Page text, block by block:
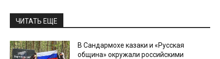
ЧИТАТЬ ЕЩЕ
В Сандармохе казаки и «Русская
община» окружали российскими